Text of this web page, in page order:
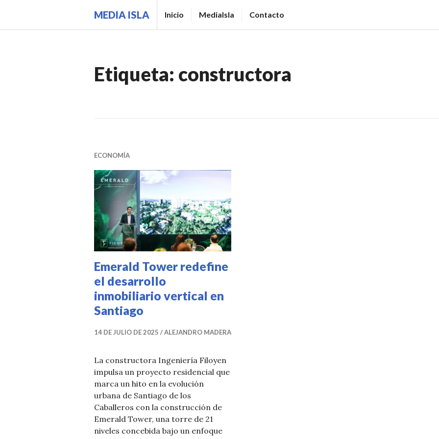
MEDIA ISLA Inicio MediaIsla Contacto
Etiqueta: constructora
ECONOMÍA
Emerald Tower redefine
el desarrollo
inmobiliario vertical en
Santiago
14 DE JULIO DE 2025 ALEJANDRO MADERA
La constructora Ingeniería Filoyen
impulsa un proyecto residencial que
marca un hito en la evolución
urbana de Santiago de los
Caballeros con la construcción de
Emerald Tower, una torre de 21
niveles concebida bajo un enfoque